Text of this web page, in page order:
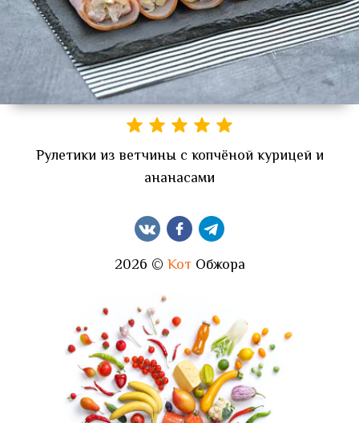
Рулетики из ветчины с копчёной курицей и
ананасами
2026 © КотОбжора